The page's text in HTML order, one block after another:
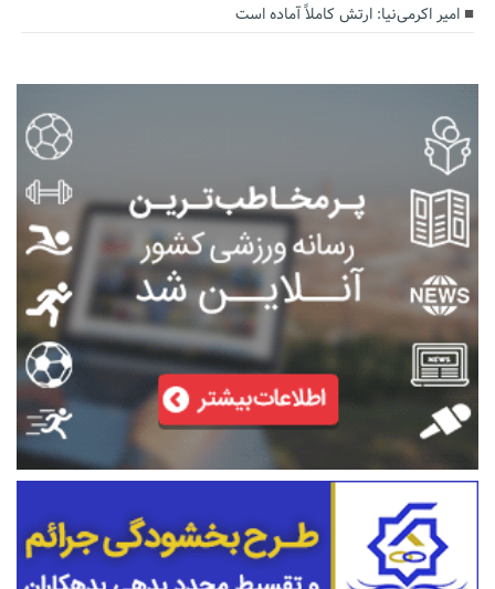
امیر اکرمی‌نیا: ارتش کاملاً آماده است